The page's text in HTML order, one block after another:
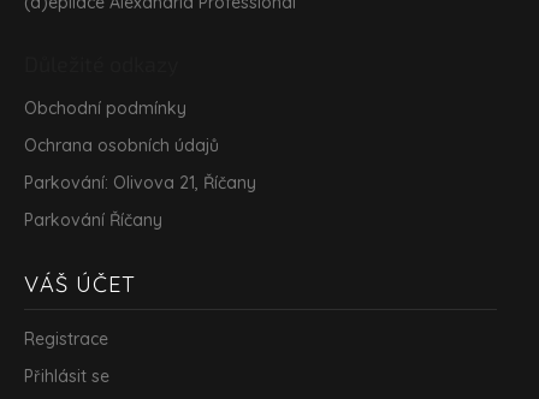
Obchodní podmínky
Ochrana osobních údajů
Parkování: Olivova 21, Říčany
Parkování Říčany
VÁŠ ÚČET
Registrace
Přihlásit se